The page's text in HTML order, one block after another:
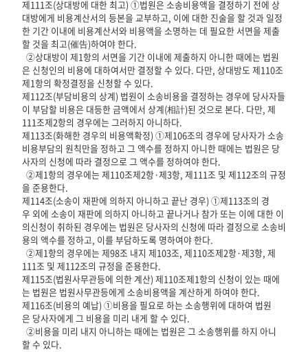
제111조(상대방에 대한 최고) ①법원은 소송비용액을 결정하기 전에 상
대방에게 비용계산서의 등본을 교부하고, 이에 대한 진술을 할 것과 일정
한 기간 이내에 비용계산서와 비용액을 소명하는 데 필요한 서면을 제출
할 것을 최고(催告)하여야 한다.
②상대방이 제1항의 서면을 기간 이내에 제출하지 아니한 때에는 법원
은 신청인의 비용에 대하여서만 결정할 수 있다. 다만, 상대방도 제110조
제1항의 확정결정을 신청할 수 있다.
제112조(부담비용의 상계) 법원이 소송비용을 결정하는 경우에 당사자들
이 부담할 비용은 대등한 금액에서 상계(相計)된 것으로 본다. 다만, 제
111조제2항의 경우에는 그러하지 아니하다.
제113조(화해한 경우의 비용액확정) ①제106조의 경우에 당사자가 소송
비용부담의 원칙만을 정하고 그 액수를 정하지 아니한 때에는 법원은 당
사자의 신청에 따라 결정으로 그 액수를 정하여야 한다.
②제1항의 경우에는 제110조제2항·제3항, 제111조 및 제112조의 규정
을 준용한다.
제114조(소송이 재판에 의하지 아니하고 끝난 경우) ①제113조의 경
우 외에 소송이 재판에 의하지 아니하고 끝나거나 참가 또는 이에 대한 이
의신청이 취하된 경우에는 법원은 당사자의 신청에 따라 결정으로 소송비
용의 액수를 정하고, 이를 부담하도록 명하여야 한다.
②제1항의 경우에는 제98조 내지 제103조, 제110조제2항·제3항, 제
111조 및 제112조의 규정을 준용한다.
제115조(법원사무관등에 의한 계산) 제110조제1항의 신청이 있는 때에
는 법원은 법원사무관등에게 소송비용액을 계산하게 하여야 한다.
제116조(비용의 예납) ①비용을 필요로 하는 소송행위에 대하여 법원
은 당사자에게 그 비용을 미리 내게 할 수 있다.
②비용을 미리 내지 아니하는 때에는 법원은 그 소송행위를 하지 아니
할 수 있다.